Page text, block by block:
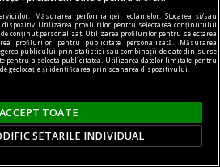
și cărți potrivite.
Măsurarea performanței reclamelor. Stocarea și/sau
dispozitiv. Utilizarea profilurilor pentru selectarea conținutului
conținut personalizat. Utilizarea profilurilor pentru selectarea
profilurilor pentru publicitate personalizată. Măsurarea
publicului prin statistici sau combinații de date din surse
pentru a selecta publicitatea. Utilizarea datelor limitate pentru
geolocație și identificarea prin scanarea dispozitivului.
ACCEPT TOATE
SETARILE INDIVIDUAL